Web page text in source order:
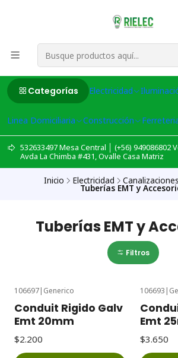
Categorías Electricidad
Linea Domiciliaria Construcción
532633497 Mesa Central │ (+56) 949086802
Avda La Chimba #431, Ovalle Casa Matriz
Inicio Electricidad
Tuberías EMT y
Tuberías EMT y
Filtros
106697| Generico
Conduit Rigido Galv
Emt 20mm
$2.200
106693 |
Emt
$3.650